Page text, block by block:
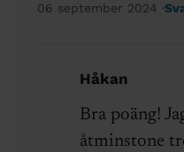
06 september 2024
Håkan
Bra poäng!
åtminstone